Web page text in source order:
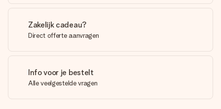
Zakelijk cadeau?
Direct offerte aanvragen
Info voor je bestelt
Alle veelgestelde vragen